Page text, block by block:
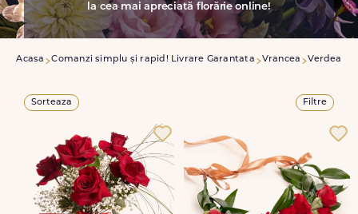
la cea mai apreciată florărie online!
Acasa Comanzi simplu și rapid! Livrare Garantata Vrancea Verdea
Sorteaza Filtre